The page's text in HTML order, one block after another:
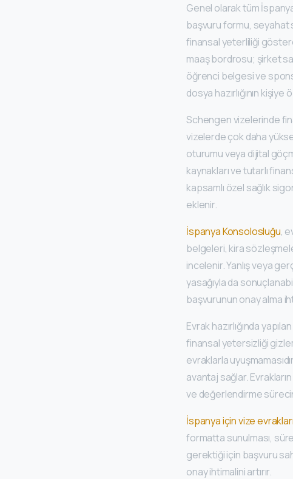
Genel olarak tüm
başvuru formu, seyahat
finansal yeterliliği
maaş bordrosu; şirket
öğrenci belgesi ve
dosya hazırlığının kişiye
Schengen vizelerinde
vizelerde çok daha
oturumu veya dijital
kaynakları ve tutarlı
kapsamlı özel sağlık
eklenir.
İspanya Konsolosluğu,
belgeleri, kira
incelenir. Yanlış veya
yasağıyla da
başvurunun onay alma
Evrak hazırlığında
finansal yetersizliği
evraklarla
avantaj sağlar.
ve değerlendirme
İspanya için vize evrakları
formatta sunulması,
gerektiği için başvuru
onay ihtimalini artırır.